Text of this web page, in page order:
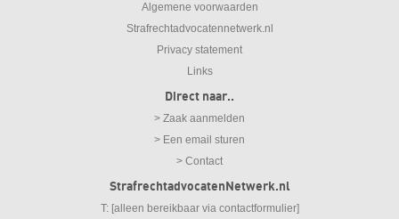
Algemene voorwaarden
Strafrechtadvocatennetwerk.nl
Privacy statement
Links
Direct naar..
> Zaak aanmelden
> Een email sturen
> Contact
StrafrechtadvocatenNetwerk.nl
T: [alleen bereikbaar via contactformulier]